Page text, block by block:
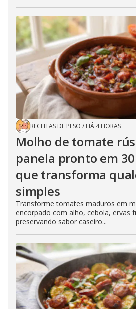
RECEITAS DE PESO / HÁ 4 HORAS
Molho de tomate
panela pronto em
que transforma
simples
Transforme tomates maduros em
encorpado com alho, cebola, ervas
preservando sabor caseiro...